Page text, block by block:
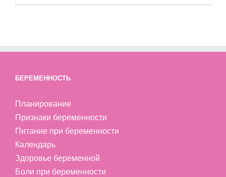
БЕРЕМЕННОСТЬ
Планирование
Признаки беременности
Питание при беременности
Календарь
Здоровье беременной
Боли при беременности